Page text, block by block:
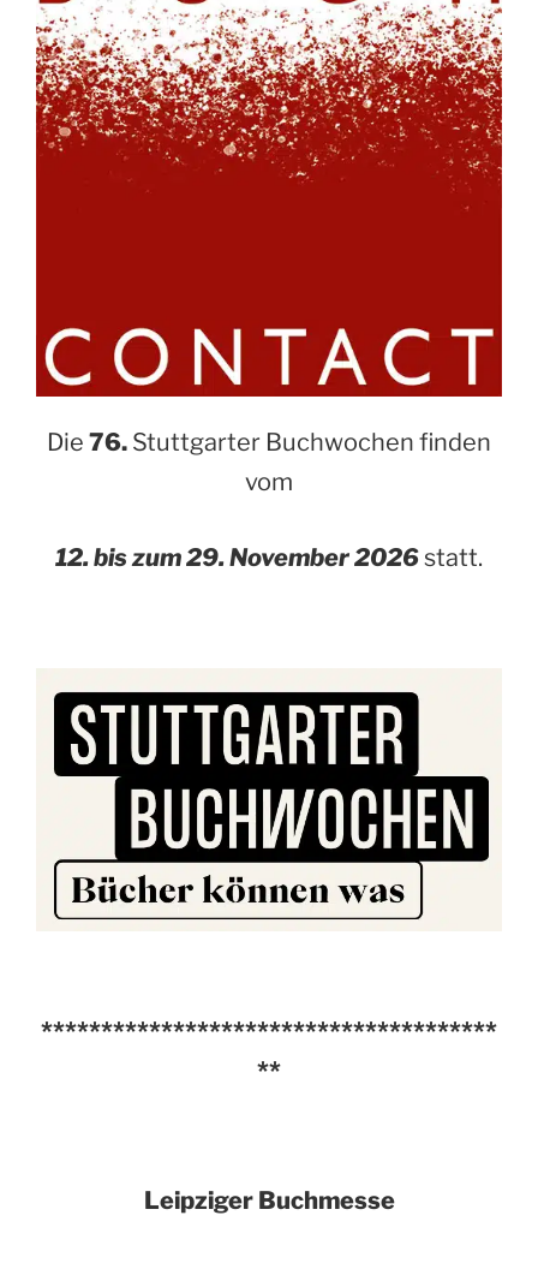
Die 76. Stuttgarter Buchwochen finden
vom
12. bis zum 29. November 2026statt.
**************************************
**
Leipziger Buchmesse